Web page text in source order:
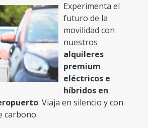
Experimenta el
futuro de la
movilidad con
nuestros
alquileres
premium
eléctricos e
híbridos en
. Viaja en silencio y con
carbono.